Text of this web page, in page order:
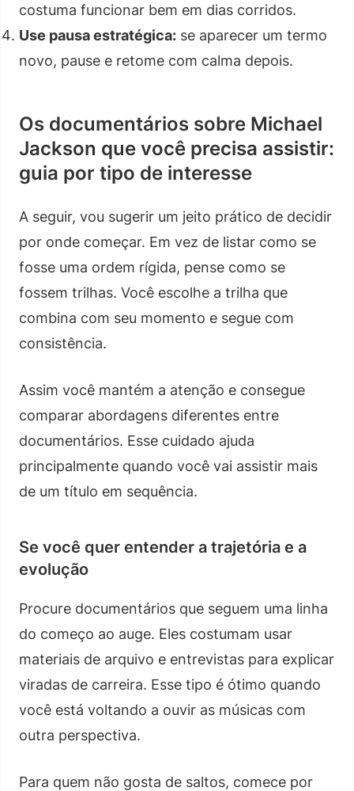
costuma funcionar bem em dias corridos.
Use pausa estratégica: se aparecer um termo
novo, pause e retome com calma depois.
Os documentários sobre Michael
Jackson que você precisa assistir:
guia por tipo de interesse
A seguir, vou sugerir um jeito prático de decidir
por onde começar. Em vez de listar como se
fosse uma ordem rígida, pense como se
fossem trilhas. Você escolhe a trilha que
combina com seu momento e segue com
consistência.
Assim você mantém a atenção e consegue
comparar abordagens diferentes entre
documentários. Esse cuidado ajuda
principalmente quando você vai assistir mais
de um título em sequência.
Se você quer entender a trajetória e a
evolução
Procure documentários que seguem uma linha
do começo ao auge. Eles costumam usar
materiais de arquivo e entrevistas para explicar
viradas de carreira. Esse tipo é ótimo quando
você está voltando a ouvir as músicas com
outra perspectiva.
Para quem não gosta de saltos, comece por